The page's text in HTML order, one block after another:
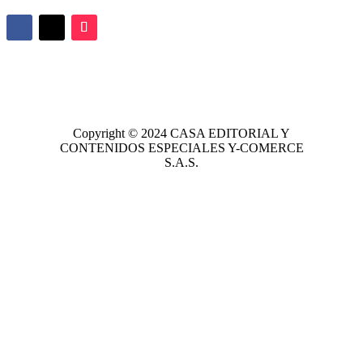
Copyright © 2024 CASA EDITORIALY
CONTENIDOS ESPECIALES Y-COMERCE
S.A.S.